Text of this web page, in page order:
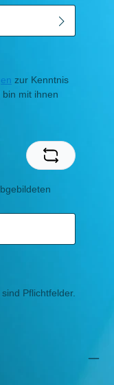
zur Kenntnis
mit ihnen
Pflichtfelder.